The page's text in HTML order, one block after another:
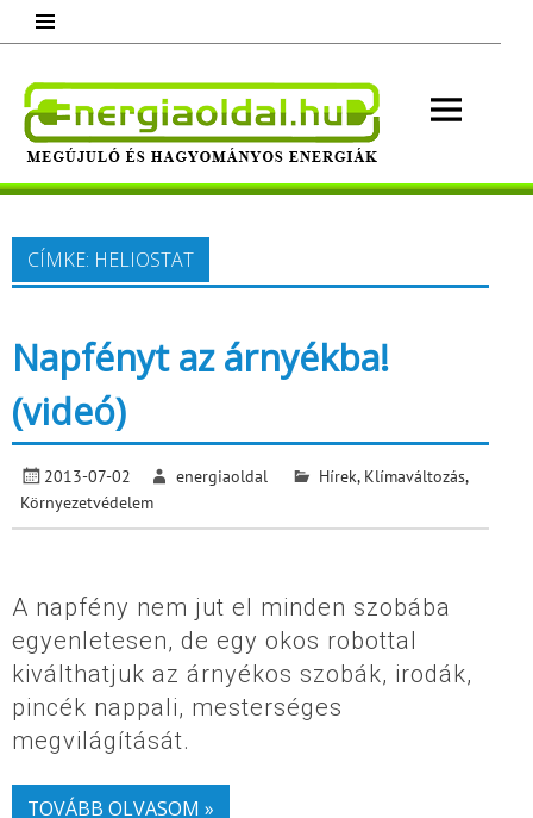
content
Megújuló és hagyományos energiák.
Minden, ami energia!
CÍMKE: HELIOSTAT
Napfényt az árnyékba!
(videó)
2013-07-02 energiaoldal Hírek, Klímaváltozás,
Környezetvédelem
A napfény nem jut el minden szobába
egyenletesen, de egy okos robottal
kiválthatjuk az árnyékos szobák, irodák,
pincék nappali, mesterséges
megvilágítását.
TOVÁBB OLVASOM »